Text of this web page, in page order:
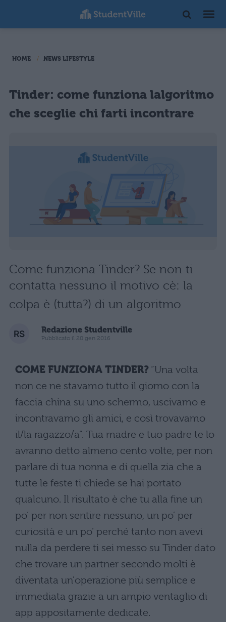
HOME NEWS LIFESTYLE
Tinder: come funziona lalgoritmo
che sceglie chi farti incontrare
Come funziona Tinder? Se non ti
contatta nessuno il motivo cè: la
colpa è (tutta?) di un algoritmo
Redazione Studentville
Pubblicato il 20 gen 2016
COME FUNZIONA TINDER? “Una volta
non ce ne stavamo tutto il giorno con la
faccia china su uno schermo, uscivamo e
incontravamo gli amici, e così trovavamo
il/la ragazzo/a”. Tua madre e tuo padre te lo
avranno detto almeno cento volte, per non
parlare di tua nonna e di quella zia che a
tutte le feste ti chiede se hai portato
qualcuno. Il risultato è che tu alla fine un
po’ per non sentire nessuno, un po’ per
curiosità e un po’ perché tanto non avevi
nulla da perdere ti sei messo su Tinder dato
che trovare un partner secondo molti è
diventata un'operazione più semplice e
immediata grazie a un ampio ventaglio di
app appositamente dedicate.